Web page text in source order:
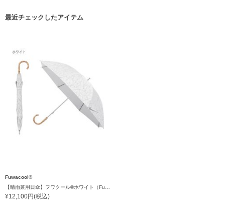
最近チェックしたアイテム
Fuwacool®
¥12,100円(税込)